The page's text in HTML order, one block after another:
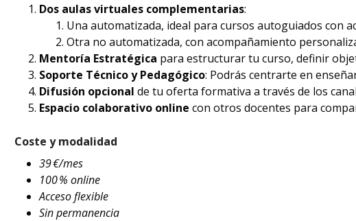
Dos aulas virtuales complementarias:
Una automatizada, ideal para cursos autoguiados con
Otra no automatizada, con acompañamiento
Mentoría Estratégica para estructurar tu curso, definir
Soporte Técnico y Pedagógico: Podrás centrarte en
Difusión opcional de tu oferta formativa a través de los
Espacio colaborativo online con otros docentes para
Coste y modalidad
39 €/mes
100 % online
Acceso flexible
Sin permanencia